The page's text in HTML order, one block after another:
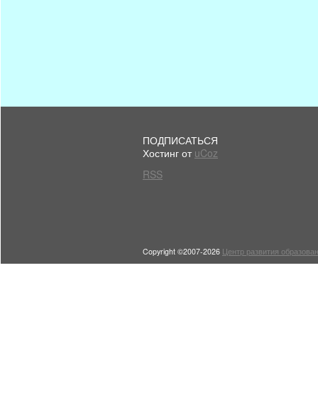
ПОДПИСАТЬСЯ
Хостинг от uCoz
RSS
Copyright ©2007-2026 Центр развития